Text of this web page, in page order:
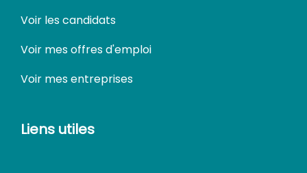
Voir les candidats
Voir mes offres d'emploi
Voir mes entreprises
Liens utiles